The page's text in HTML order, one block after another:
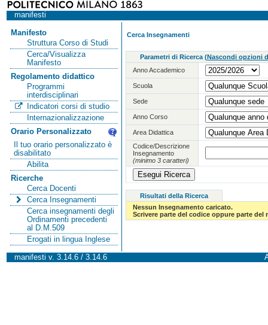
manifesti
Manifesto
Struttura Corso di Studi
Cerca/Visualizza
Manifesto
Regolamento didattico
Programmi
interdisciplinari
Indicatori corsi di studio
Internazionalizzazione
Orario Personalizzato
Il tuo orario personalizzato è
disabilitato
Abilita
Ricerche
Cerca Docenti
Cerca Insegnamenti
Cerca insegnamenti degli
Ordinamenti precedenti
al D.M.509
Erogati in lingua Inglese
Cerca Insegnamenti
Parametri di Ricerca (Nascondi opzioni
Anno Accademico
Scuola
Sede
Anno Corso
Area Didattica
Codice/Descrizione
Insegnamento
(minimo 3 caratteri)
Risultati della Ricerca
Nessun Insegnamento caricato.
Scrivere parte del codice oppure parte
manifesti v. 3.14.6 / 3.14.6